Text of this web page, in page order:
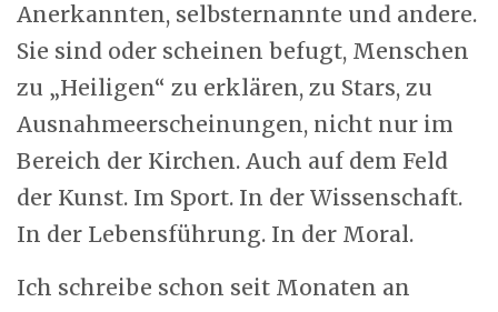
Anerkannten, selbsternannte und andere.
Sie sind oder scheinen befugt, Menschen
zu „Heiligen“ zu erklären, zu Stars, zu
Ausnahmeerscheinungen, nicht nur im
Bereich der Kirchen. Auch auf dem Feld
der Kunst. Im Sport. In der Wissenschaft.
In der Lebensführung. In der Moral.
Ich schreibe schon seit Monaten an